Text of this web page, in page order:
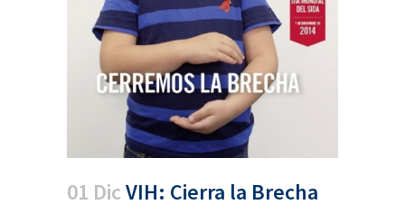
01 DicVIH: Cierra la Brecha